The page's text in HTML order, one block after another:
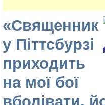
«Священник
у Піттсбурзі
приходить
на мої бої
вболівати,